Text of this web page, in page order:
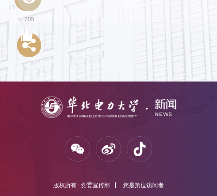
705
版权所有 : 党委宣传部 您是第位访问者